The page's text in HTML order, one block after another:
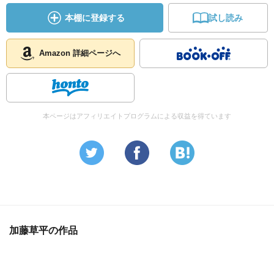
本棚に登録する 試し読み
Amazon 詳細ページへ
本ページはアフィリエイトプログラムによる収益を得ています
加藤草平の作品